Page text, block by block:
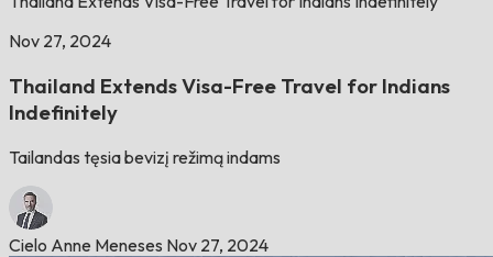
Nov 27, 2024
Thailand Extends Visa-Free Travel for Indians
Indefinitely
Tailandas tęsia bevizį režimą indams
Cielo Anne Meneses Nov 27, 2024